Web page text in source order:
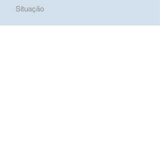
Situação